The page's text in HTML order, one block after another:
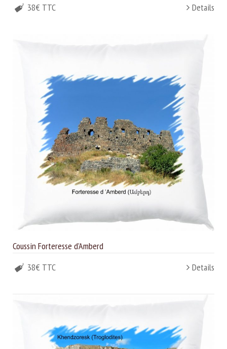
38€ TTC
Details
Coussin Forteresse d’Amberd
38€ TTC
Details